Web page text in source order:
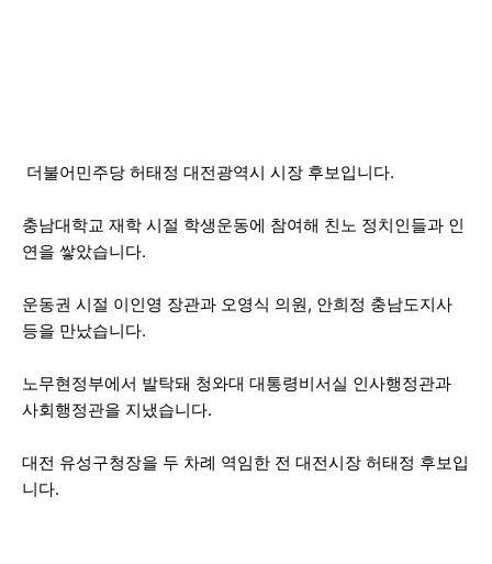
더불어민주당 허태정 대전광역시 시장 후보입니다.
충남대학교 재학 시절 학생운동에 참여해 친노 정치인들과 인
연을 쌓았습니다.
운동권 시절 이인영 장관과 오영식 의원, 안희정 충남도지사
등을 만났습니다.
노무현정부에서 발탁돼 청와대 대통령비서실 인사행정관과
사회행정관을 지냈습니다.
대전 유성구청장을 두 차례 역임한 전 대전시장 허태정 후보입
니다.